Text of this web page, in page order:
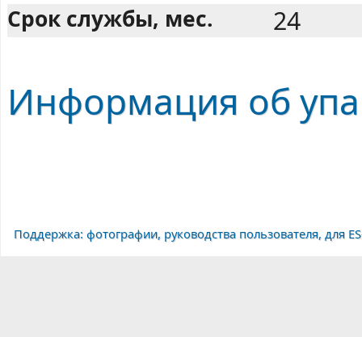
Срок службы, мес. 24
Информация об
Поддержка: фотографии, руководства пользователя, для